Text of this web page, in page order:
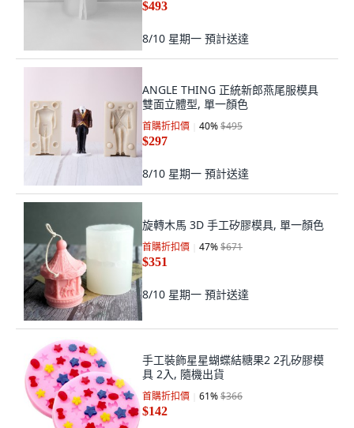
$493
8/10 星期一 預計送達
ANGLE THING 正統新郎燕尾服模具
雙面立體型, 單一顏色
首購折扣價 40%$495
$297
8/10 星期一 預計送達
旋轉木馬 3D 手工矽膠模具, 單一顏色
首購折扣價 47%$671
$351
8/10 星期一 預計送達
手工裝飾星星蝴蝶結糖果2 2孔矽膠模
具 2入, 隨機出貨
首購折扣價 61%$366
$142